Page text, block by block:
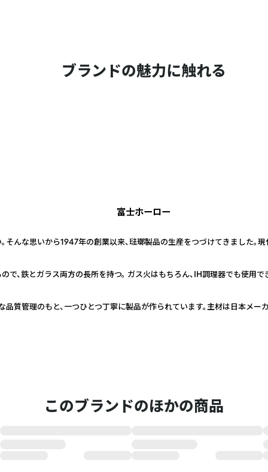
ブランドの魅力に触れる
富士ホーロー
そんな思いから1947年の創業以来、琺瑯製品の生産をつづけてきました。
、鉄とガラス両方の長所を持つ。 ガス火はもちろん、IH調理器でも使用で
質管理のもと、一つひとつ丁寧に製品が作られています。主材は日本メー
このブランドのほかの商品